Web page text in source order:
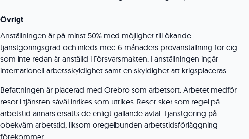
Övrigt
Anställningen är på minst 50% med möjlighet till ökande
tjänstgöringsgrad och inleds med 6 månaders provanställning för dig
som inte redan är anställd i Försvarsmakten. I anställningen ingår
internationell arbetsskyldighet samt en skyldighet att krigsplaceras.
Befattningen är placerad med Örebro som arbetsort. Arbetet medför
resor i tjänsten såväl inrikes som utrikes. Resor sker som regel på
arbetstid annars ersätts de enligt gällande avtal. Tjänstgöring på
obekväm arbetstid, liksom oregelbunden arbetstidsförläggning
förekommer.